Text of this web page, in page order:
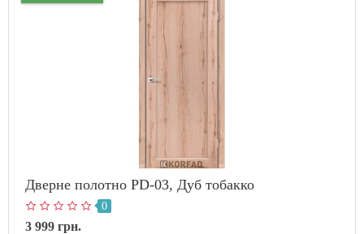
Дверне полотно PD-03, Дуб тобакко
0
3 999 грн.